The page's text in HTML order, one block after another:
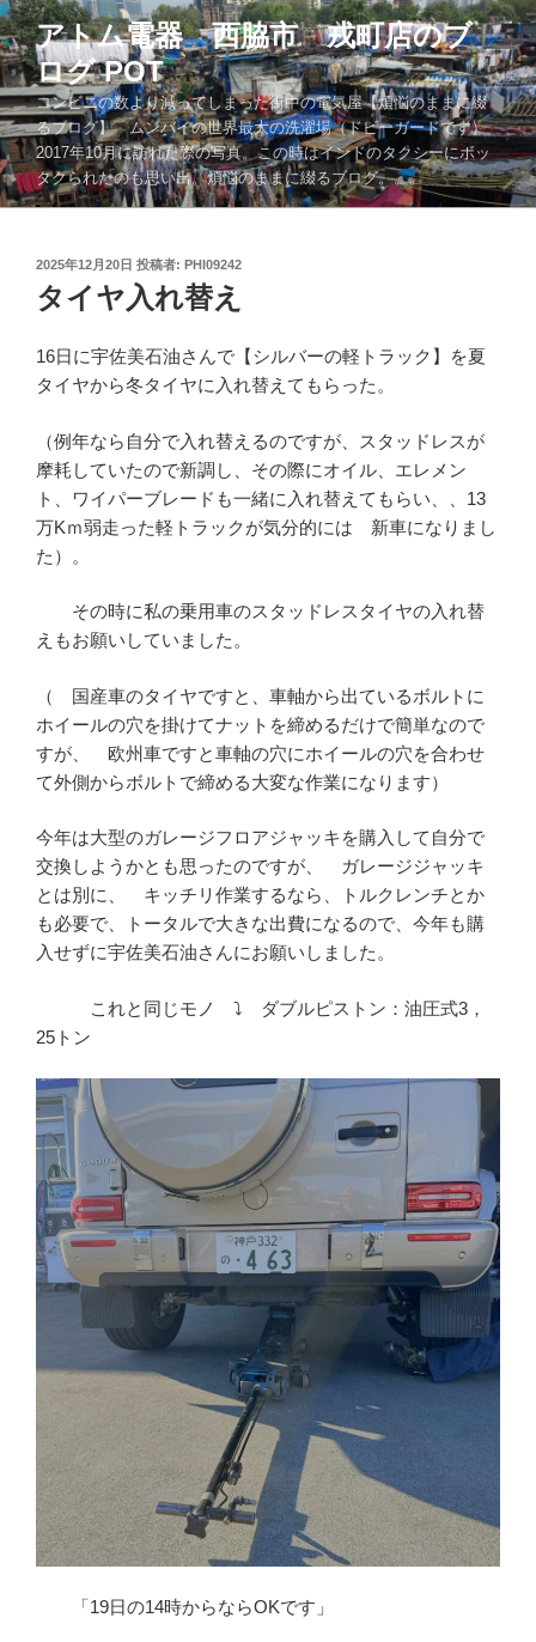
コ
ン
テ
ン
ツ
へ
ス
キ
アトム電器 西脇市 戎町店のブ
ログ POT
コンビニの数より減ってしまった街中の電気屋【煩悩のままに綴
るブログ】 ムンバイの世界最大の洗濯場（ドビーガードです）
2017年10月に訪れた際の写真。この時はインドのタクシーにボッ
タクられたのも思い出。煩悩のままに綴るブログ。。。
投
稿
日:
2025年12月20日 投稿者: PHI09242
タイヤ入れ替え
16日に宇佐美石油さんで【シルバーの軽トラック】を夏
タイヤから冬タイヤに入れ替えてもらった。
（例年なら自分で入れ替えるのですが、スタッドレスが
摩耗していたので新調し、その際にオイル、エレメン
ト、ワイパーブレードも一緒に入れ替えてもらい、、13
万Kｍ弱走った軽トラックが気分的には 新車になりまし
た）。
その時に私の乗用車のスタッドレスタイヤの入れ替
えもお願いしていました。
（ 国産車のタイヤですと、車軸から出ているボルトに
ホイールの穴を掛けてナットを締めるだけで簡単なので
すが、 欧州車ですと車軸の穴にホイールの穴を合わせ
て外側からボルトで締める大変な作業になります）
今年は大型のガレージフロアジャッキを購入して自分で
交換しようかとも思ったのですが、 ガレージジャッキ
とは別に、 キッチリ作業するなら、トルクレンチとか
も必要で、トータルで大きな出費になるので、今年も購
入せずに宇佐美石油さんにお願いしました。
これと同じモノ ⤵ ダブルピストン：油圧式3，
25トン
「19日の14時からならOKです」